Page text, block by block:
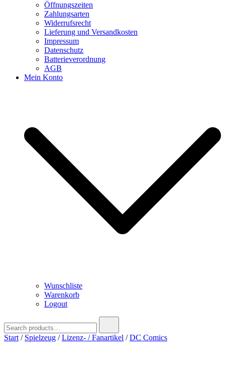
Öffnungszeiten
Zahlungsarten
Widerrufsrecht
Lieferung und Versandkosten
Impressum
Datenschutz
Batterieverordnung
AGB
Mein Konto
Wunschliste
Warenkorb
Logout
for:
Start / Spielzeug /Lizenz- / Fanartikel /DC Comics